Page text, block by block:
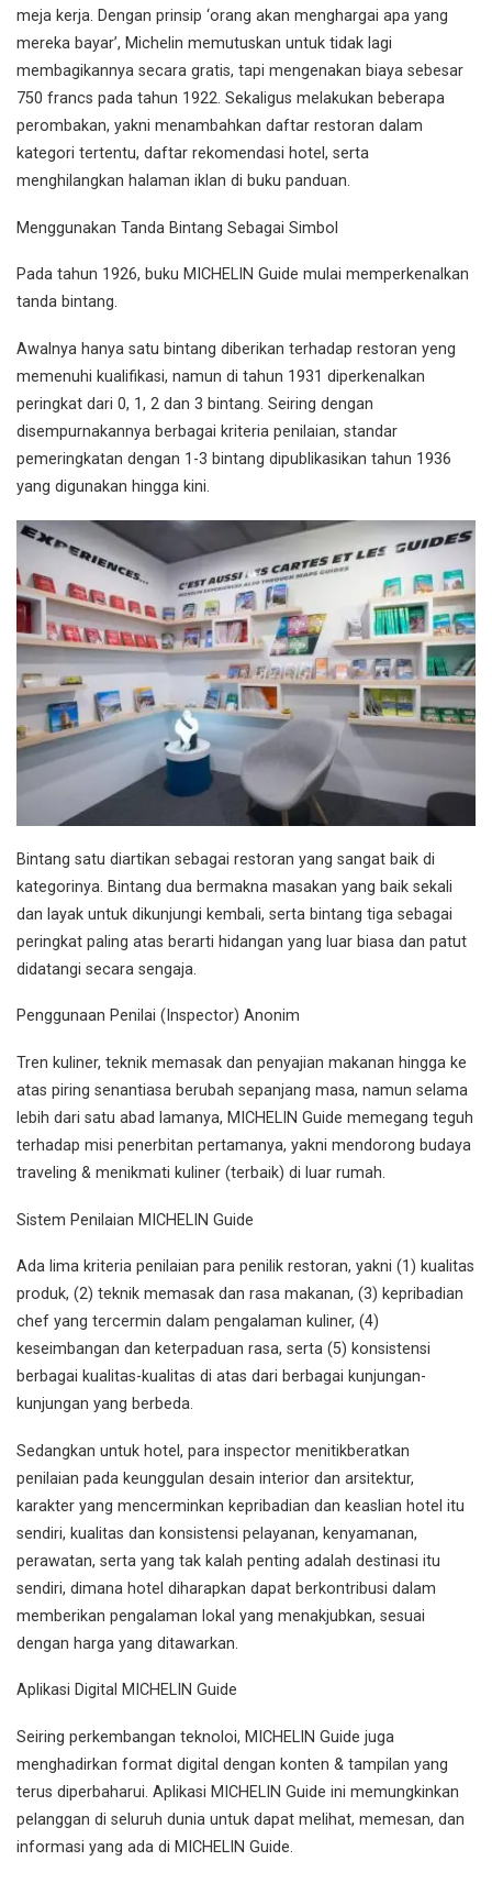
meja kerja. Dengan prinsip ‘orang akan menghargai apa yang
mereka bayar’, Michelin memutuskan untuk tidak lagi
membagikannya secara gratis, tapi mengenakan biaya sebesar
750 francs pada tahun 1922. Sekaligus melakukan beberapa
perombakan, yakni menambahkan daftar restoran dalam
kategori tertentu, daftar rekomendasi hotel, serta
menghilangkan halaman iklan di buku panduan.
Menggunakan Tanda Bintang Sebagai Simbol
Pada tahun 1926, buku MICHELIN Guide mulai memperkenalkan
tanda bintang.
Awalnya hanya satu bintang diberikan terhadap restoran yeng
memenuhi kualifikasi, namun di tahun 1931 diperkenalkan
peringkat dari 0, 1, 2 dan 3 bintang. Seiring dengan
disempurnakannya berbagai kriteria penilaian, standar
pemeringkatan dengan 1-3 bintang dipublikasikan tahun 1936
yang digunakan hingga kini.
Bintang satu diartikan sebagai restoran yang sangat baik di
kategorinya. Bintang dua bermakna masakan yang baik sekali
dan layak untuk dikunjungi kembali, serta bintang tiga sebagai
peringkat paling atas berarti hidangan yang luar biasa dan patut
didatangi secara sengaja.
Penggunaan Penilai (Inspector) Anonim
Tren kuliner, teknik memasak dan penyajian makanan hingga ke
atas piring senantiasa berubah sepanjang masa, namun selama
lebih dari satu abad lamanya, MICHELIN Guide memegang teguh
terhadap misi penerbitan pertamanya, yakni mendorong budaya
traveling & menikmati kuliner (terbaik) di luar rumah.
Sistem Penilaian MICHELIN Guide
Ada lima kriteria penilaian para penilik restoran, yakni (1) kualitas
produk, (2) teknik memasak dan rasa makanan, (3) kepribadian
chef yang tercermin dalam pengalaman kuliner, (4)
keseimbangan dan keterpaduan rasa, serta (5) konsistensi
berbagai kualitas-kualitas di atas dari berbagai kunjungan-
kunjungan yang berbeda.
Sedangkan untuk hotel, para inspector menitikberatkan
penilaian pada keunggulan desain interior dan arsitektur,
karakter yang mencerminkan kepribadian dan keaslian hotel itu
sendiri, kualitas dan konsistensi pelayanan, kenyamanan,
perawatan, serta yang tak kalah penting adalah destinasi itu
sendiri, dimana hotel diharapkan dapat berkontribusi dalam
memberikan pengalaman lokal yang menakjubkan, sesuai
dengan harga yang ditawarkan.
Aplikasi Digital MICHELIN Guide
Seiring perkembangan teknoloi, MICHELIN Guide juga
menghadirkan format digital dengan konten & tampilan yang
terus diperbaharui. Aplikasi MICHELIN Guide ini memungkinkan
pelanggan di seluruh dunia untuk dapat melihat, memesan, dan
informasi yang ada di MICHELIN Guide.